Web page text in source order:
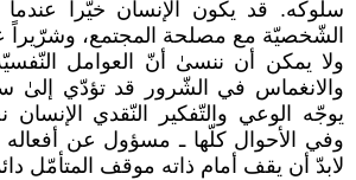
سلوكه. قد يكون الإنسان خيّراً
الشّخصيّة مع مصلحة المجتمع، وشرّيراً
ولا يمكن أن ننسىٰ أنّ العوامل
والانغماس في الشّرور قد تؤدّي إلىٰ
يوجّه الوعي والتّفكير النّقدي الإنسان
وفي الأحوال كلّها ـ مسؤول عن أفعاله
لابدّ أن يقف أمام ذاته موقف المتأمّل